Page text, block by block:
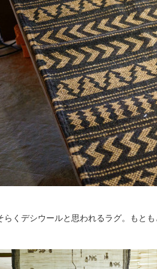
らくデシウールと思われるラグ。もと